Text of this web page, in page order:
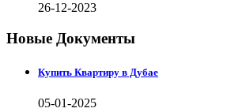
26-12-2023
Новые Документы
Купить Квартиру в Дубае
05-01-2025